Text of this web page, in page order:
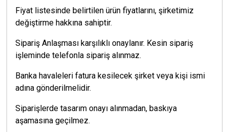
Fiyat listesinde belirtilen ürün fiyatlarını, şirketimiz
değiştirme hakkına sahiptir.
Sipariş Anlaşması karşılıklı onaylanır. Kesin sipariş
işleminde telefonla sipariş alınmaz.
Banka havaleleri fatura kesilecek şirket veya kişi ismi
adına gönderilmelidir.
Siparişlerde tasarım onayı alınmadan, baskıya
aşamasına geçilmez.